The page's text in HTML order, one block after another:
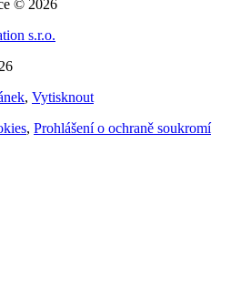
© 2026
s.r.o.
, Vytisknout
, Prohlášení o ochraně soukromí